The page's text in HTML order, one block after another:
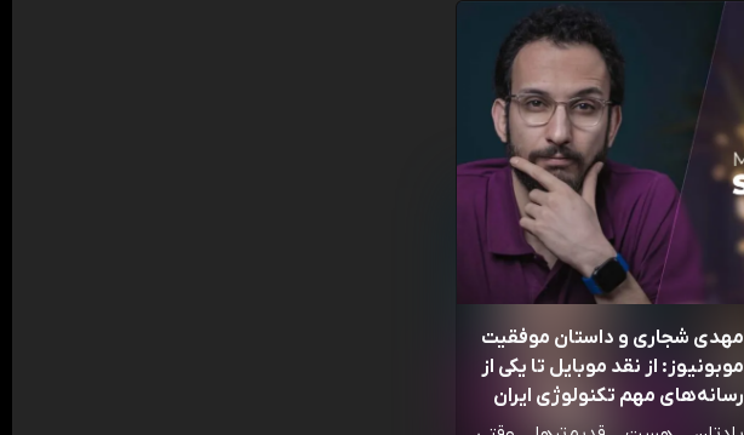
مهدی شجاری و داستان موفقیت
موبونیوز: از نقد موبایل تا یکی از
رسانه‌‌های مهم تکنولوژی ایران